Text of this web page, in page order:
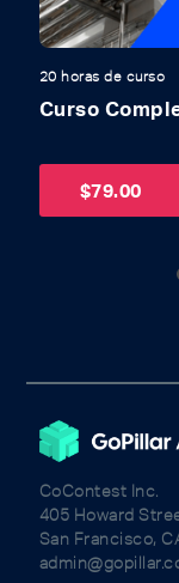
20 horas de curso
Curso
$79.00
CoContest Inc.
405 Howard
San Francisco,